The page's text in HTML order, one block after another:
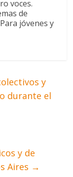
voces.
de
jóvenes y
y
durante el
y de
Aires →